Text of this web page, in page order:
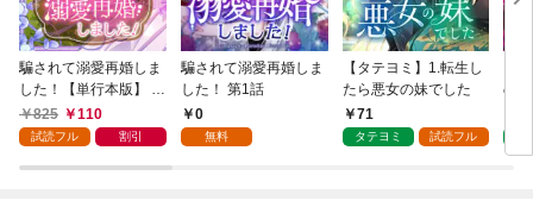
騙されて溺愛再婚しま
した！【単行本版】 1
巻825 110
試読フル 割引
騙されて溺愛再婚しま
した！ 第1話
0
無料
【タテヨミ】1.転生し
たら悪女の妹でした
71
タテヨミ 試読フル
の